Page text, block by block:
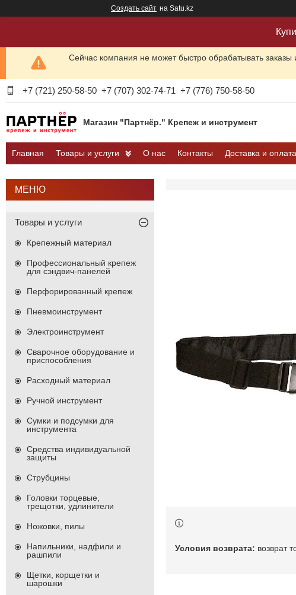
Создать сайт на Satu.kz
Сейчас компания не может быстро обрабатывать
+7 (721) 250-58-50 +7 (707) 302-74-71 +7 (776) 750-58-50
Магазин "Партнёр." Крепеж и инструмент
Главная Товары и услуги О нас Контакты Доставка и оплата
возврат
Товары и услуги
Крепежный материал
Профессиональный крепеж
для сэндвич-панелей
Перфорированный крепеж
Пневмоинструмент
Электроинструмент
Сварочное оборудование и
приспособления
Расходный материал
Ручной инструмент
Сумки и подсумки для
инструмента
Средства индивидуальной
защиты
Струбцины
Головки торцевые,
трещотки, удлинители
Ножовки, пилы
Напильники, надфили и
рашпили
Щетки, корщетки и
шарошки